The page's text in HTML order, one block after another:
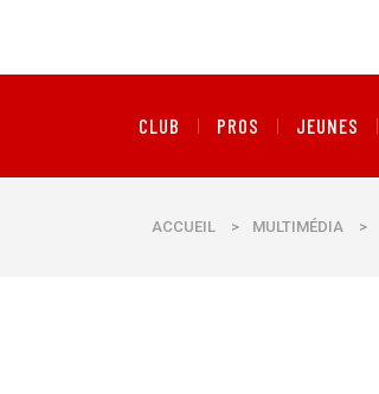
CLUB PROS JEUNES
ACCUEIL > MULTIMÉDIA >